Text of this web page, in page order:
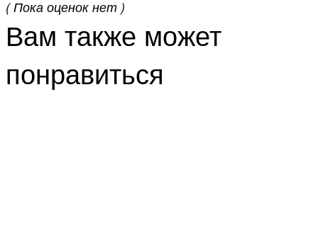
( Пока оценок нет )
Вам также может
понравиться